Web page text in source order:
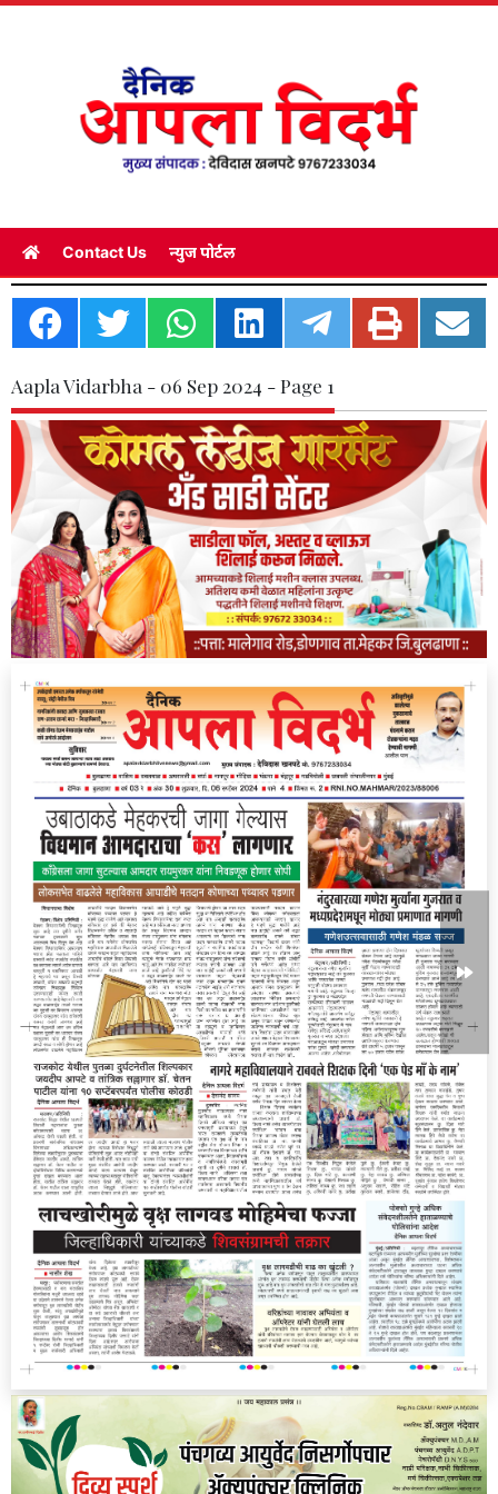
Contact Us न्युज पोर्टल
Aapla Vidarbha - 06 Sep 2024 - Page 1